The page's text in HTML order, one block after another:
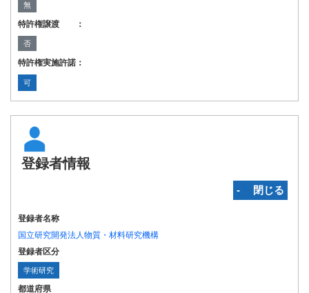
無
特許権譲渡 ：
否
特許権実施許諾：
可
登録者情報
‐ 閉じる
登録者名称
国立研究開発法人物質・材料研究機構
登録者区分
学術研究
都道府県